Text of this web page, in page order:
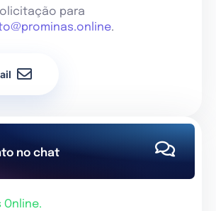
para
.
no chat
Online.